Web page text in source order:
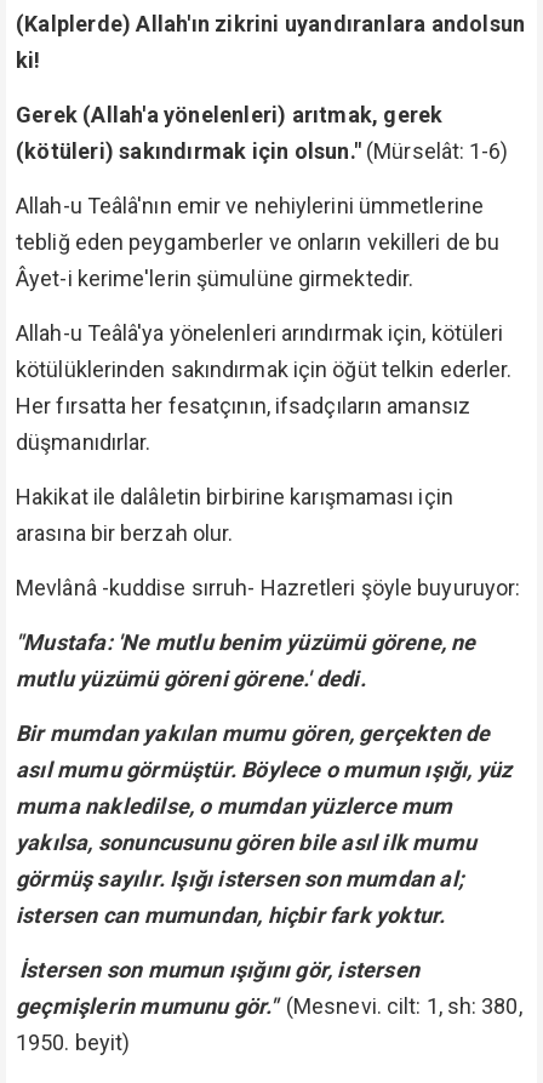
(Kalplerde) Allah'ın zikrini uyandıranlara andolsun
ki!
Gerek (Allah'a yönelenleri) arıtmak, gerek
(kötüleri) sakındırmak için olsun." (Mürselât: 1-6)
Allah-u Teâlâ'nın emir ve nehiylerini ümmetlerine
tebliğ eden peygamberler ve onların vekilleri de bu
Âyet-i kerime'lerin şümulüne girmektedir.
Allah-u Teâlâ'ya yönelenleri arındırmak için, kötüleri
kötülüklerinden sakındırmak için öğüt telkin ederler.
Her fırsatta her fesatçının, ifsadçıların amansız
düşmanıdırlar.
Hakikat ile dalâletin birbirine karışmaması için
arasına bir berzah olur.
Mevlânâ -kuddise sırruh- Hazretleri şöyle buyuruyor:
"Mustafa: 'Ne mutlu benim yüzümü görene, ne
mutlu yüzümü göreni görene.' dedi.
Bir mumdan yakılan mumu gören, gerçekten de
asıl mumu görmüştür. Böylece o mumun ışığı, yüz
muma nakledilse, o mumdan yüzlerce mum
yakılsa, sonuncusunu gören bile asıl ilk mumu
görmüş sayılır. Işığı istersen son mumdan al;
istersen can mumundan, hiçbir fark yoktur.
İstersen son mumun ışığını gör, istersen
geçmişlerin mumunu gör."(Mesnevi. cilt: 1, sh: 380,
1950. beyit)